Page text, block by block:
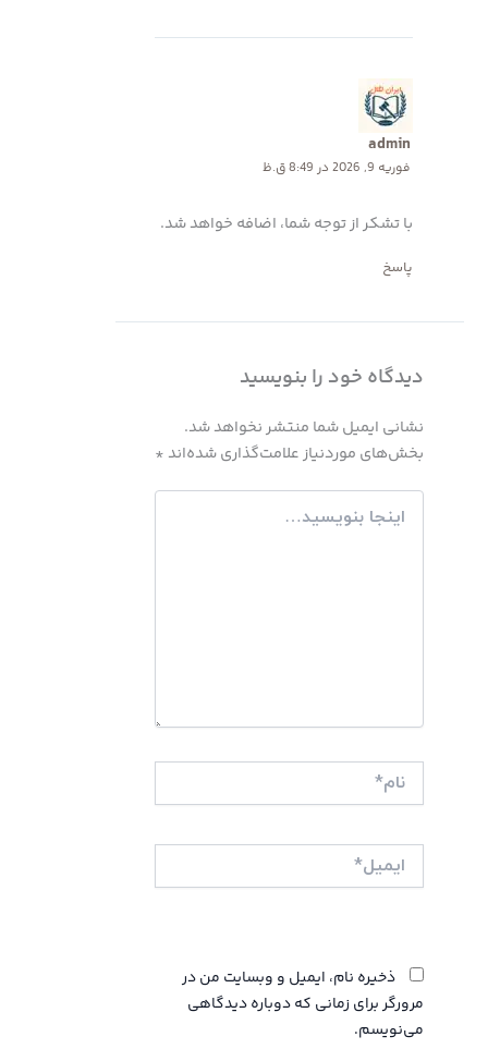
admin
فوریه 9, 2026 در 8:49 ق.ظ
با تشکر از توجه شما، اضافه خواهد شد.
پاسخ
دیدگاه‌ خود را بنویسید
نشانی ایمیل شما منتشر نخواهد شد.
بخش‌های موردنیاز علامت‌گذاری شده‌اند *
اینجا
بنویسید…
نام*
ایمیل*
ذخیره نام، ایمیل و وبسایت من در
مرورگر برای زمانی که دوباره دیدگاهی
می‌نویسم.